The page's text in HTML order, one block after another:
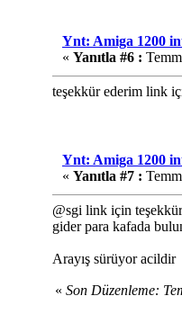
Ynt: Amiga 1200
« Yanıtla #6 :
teşekkür ederim link
Ynt: Amiga 1200
« Yanıtla #7 :
@sgi link için
gider para kafada
Arayış sürüyor acildir
« Son Düzenleme: